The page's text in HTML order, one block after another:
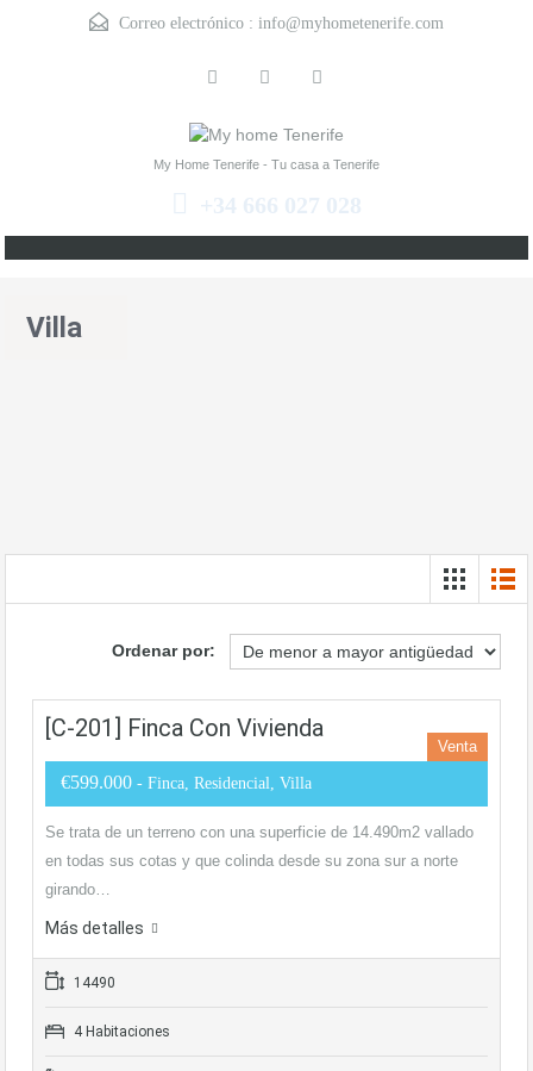
Correo electrónico : info@myhometenerife.com
My Home Tenerife - Tu casa a Tenerife
+34 666 027 028
Villa
Ordenar por:
[C-201] Finca Con Vivienda
Venta
€599.000 - Finca, Residencial, Villa
Se trata de un terreno con una superficie de 14.490m2 vallado
en todas sus cotas y que colinda desde su zona sur a norte
girando…
Más detalles
14490
4 Habitaciones